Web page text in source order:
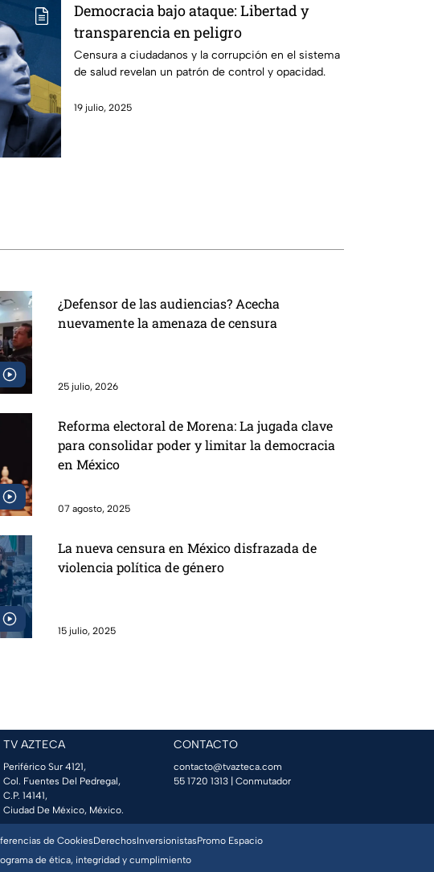
Democracia bajo ataque: Libertad y
transparencia en peligro
Censura a ciudadanos y la corrupción en el sistema
de salud revelan un patrón de control y opacidad.
19 julio, 2025
¿Defensor de las audiencias? Acecha
nuevamente la amenaza de censura
25 julio, 2026
Reforma electoral de Morena: La jugada clave
para consolidar poder y limitar la democracia
en México
07 agosto, 2025
La nueva censura en México disfrazada de
violencia política de género
15 julio, 2025
TV AZTECA
Periférico Sur 4121,
Col. Fuentes Del Pedregal,
C.P. 14141,
Ciudad De México, México.
CONTACTO
contacto@tvazteca.com
55 1720 1313 | Conmutador
de CookiesDerechosInversionistasPromo Espacio
de ética, integridad y cumplimiento